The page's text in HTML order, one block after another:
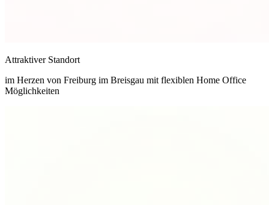
Attraktiver Standort
im Herzen von Freiburg im Breisgau mit flexiblen Home Office
Möglichkeiten